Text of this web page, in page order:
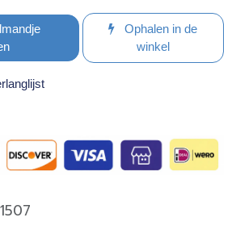
Ophalen in de
winkel